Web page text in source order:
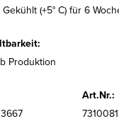
Gekühlt (+5° C) für 6
Produktion
Art.Nr.: